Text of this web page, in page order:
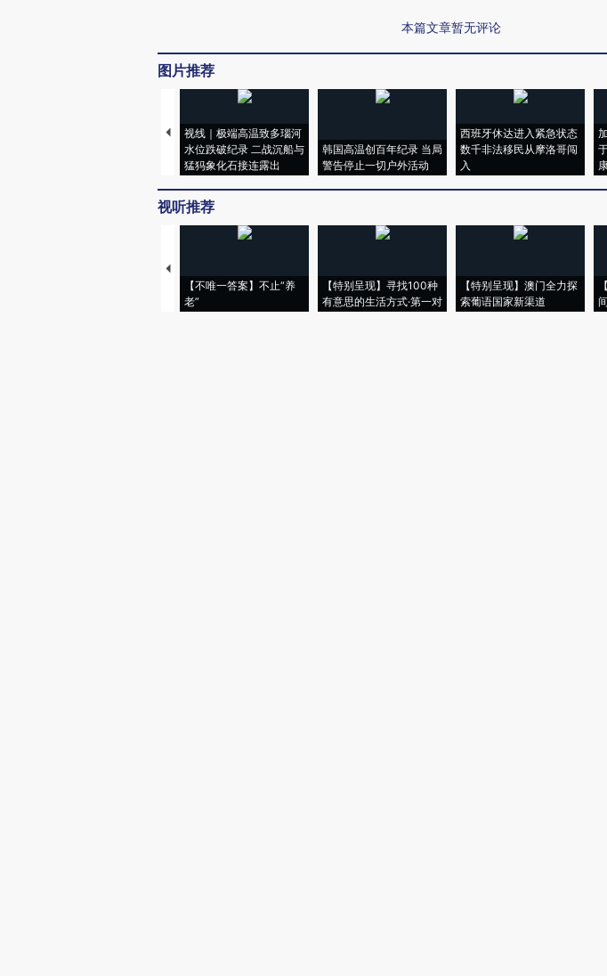
本篇文章暂无评论
图片推荐
视线｜极端高温致多瑙河
水位跌破纪录 二战沉船与
猛犸象化石接连露出
韩国高温创百年纪录 当局
警告停止一切户外活动
西班牙休达进入紧急状态
数千非法移民从摩洛哥闯
入
视听推荐
【不唯一答案】不止“养
老”
【特别呈现】寻找100种
有意思的生活方式·第一对
【特别呈现】澳门全力探
索葡语国家新渠道